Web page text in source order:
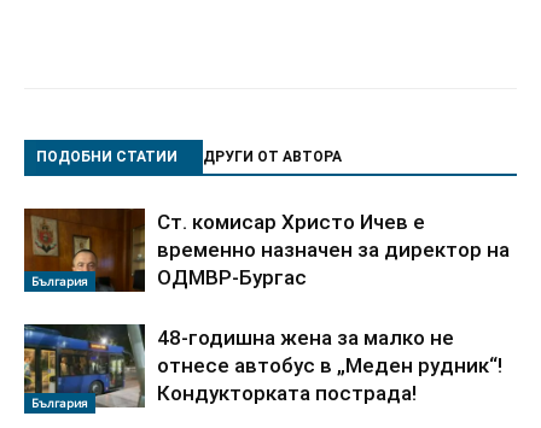
ПОДОБНИ СТАТИИ ДРУГИ ОТ АВТОРА
България
Ст. комисар Христо Ичев е
временно назначен за директор на
ОДМВР-Бургас
България
48-годишна жена за малко не
отнесе автобус в „Меден рудник“!
Кондукторката пострада!